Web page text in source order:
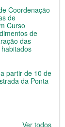
Coordenação
de
Curso
de
das
partir de 10 de
da Ponta
Ver todos